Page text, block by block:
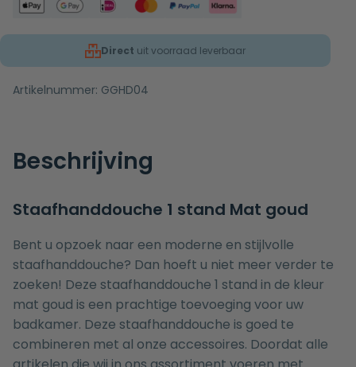
Direct uit voorraad leverbaar
Artikelnummer: GGHD04
Beschrijving
Staafhanddouche 1 stand Mat goud
Bent u opzoek naar een moderne en stijlvolle
staafhanddouche? Dan hoeft u niet meer verder te
zoeken! Deze staafhanddouche 1 stand in de kleur
mat goud is een prachtige toevoeging voor uw
badkamer. Deze staafhanddouche is goed te
combineren met al onze accessoires. Doordat alle